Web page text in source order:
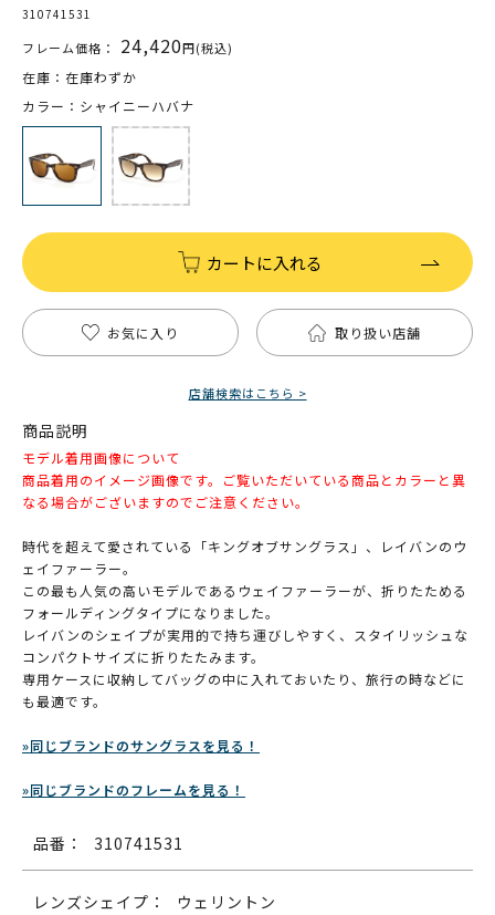
310741531
フレーム価格： 24,420円(税込)
在庫：在庫わずか
カラー：シャイニーハバナ
カートに入れる
お気に入り 取り扱い店舗
店舗検索はこちら >
商品説明
モデル着用画像について
商品着用のイメージ画像です。ご覧いただいている商品とカラーと異
なる場合がございますのでご注意ください。
時代を超えて愛されている「キングオブサングラス」、レイバンのウ
ェイファーラー。
この最も人気の高いモデルであるウェイファーラーが、折りたためる
フォールディングタイプになりました。
レイバンのシェイプが実用的で持ち運びしやすく、スタイリッシュな
コンパクトサイズに折りたたみます。
専用ケースに収納してバッグの中に入れておいたり、旅行の時などに
も最適です。
»同じブランドのサングラスを見る！
»同じブランドのフレームを見る！
品番： 310741531
レンズシェイプ： ウェリントン